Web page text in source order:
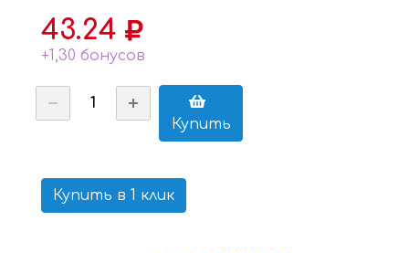
43.24
+1,30 бонусов
Купить
Купить в 1 клик